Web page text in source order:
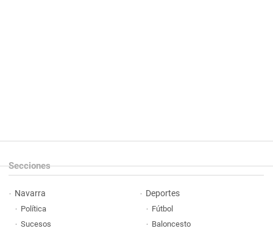
Secciones
Navarra
Política
Sucesos
Deportes
Fútbol
Baloncesto